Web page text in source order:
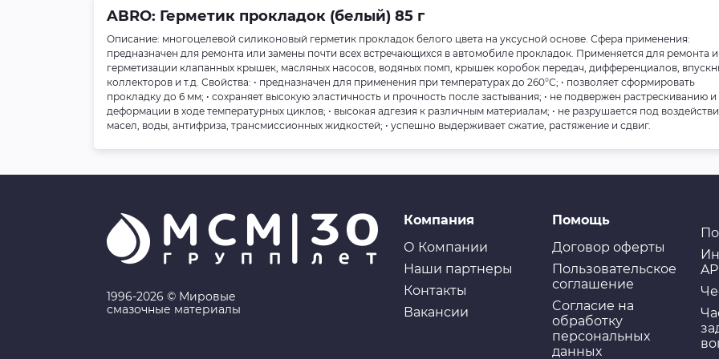
ABRO: Герметик прокладок (белый) 85 г
Описание: многоцелевой силиконовый герметик прокладок белого цвета на уксусной основе. Сфера применения:
предназначен для ремонта или замены почти всех встречающихся в автомобиле прокладок. Применяется для ремонта и
герметизации клапанных крышек, масляных насосов, водяных помп, крышек коробок передач, дифференциалов,
коллекторов и т.д. Свойства: • предназначен для применения при температурах до 260°С; • позволяет сформировать
прокладку до 6 мм; • сохраняет высокую эластичность и прочность после застывания; • не подвержен растрескиванию и
деформации в ходе температурных циклов; • высокая адгезия к различным материалам; • не разрушается под
масел, воды, антифриза, трансмиссионных жидкостей; • успешно выдерживает сжатие, растяжение и сдвиг.
1996-2026 © Мировые
смазочные материалы
Компания
О Компании
Наши партнеры
Контакты
Вакансии
Помощь
Договор оферты
Пользовательское
соглашение
Cогласие на
обработку
персональных
данных